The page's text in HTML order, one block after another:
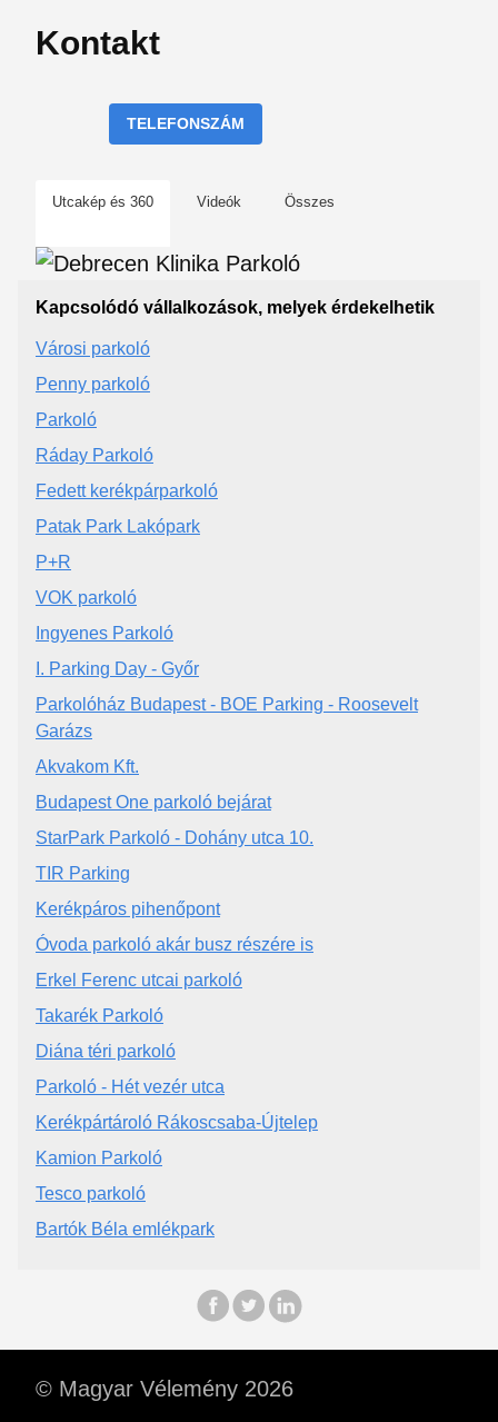
Kontakt
TELEFONSZÁM
Utcakép és 360 Videók Összes
Kapcsolódó vállalkozások, melyek érdekelhetik
Városi parkoló
Penny parkoló
Parkoló
Ráday Parkoló
Fedett kerékpárparkoló
Patak Park Lakópark
P+R
VOK parkoló
Ingyenes Parkoló
I. Parking Day - Győr
Parkolóház Budapest - BOE Parking - Roosevelt
Garázs
Akvakom Kft.
Budapest One parkoló bejárat
StarPark Parkoló - Dohány utca 10.
TIR Parking
Kerékpáros pihenőpont
Óvoda parkoló akár busz részére is
Erkel Ferenc utcai parkoló
Takarék Parkoló
Diána téri parkoló
Parkoló - Hét vezér utca
Kerékpártároló Rákoscsaba-Újtelep
Kamion Parkoló
Tesco parkoló
Bartók Béla emlékpark
© Magyar Vélemény 2026